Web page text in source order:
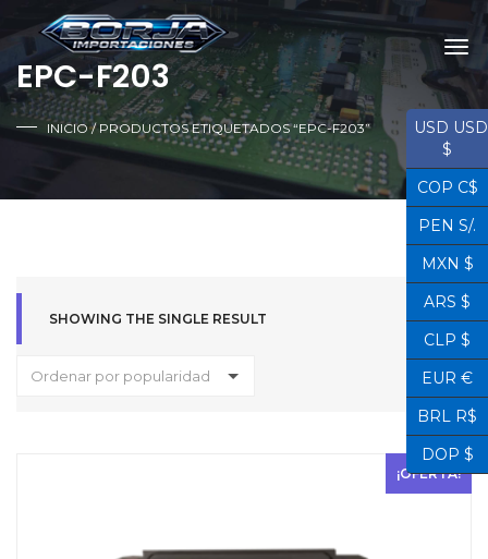
EPC-F203
INICIO/ PRODUCTOS ETIQUETADOS “EPC-F203”
SHOWING THE SINGLE RESULT
Ordenar por popularidad
¡OFERTA!
USD USD
$
COP C$
PEN S/.
MXN $
ARS $
CLP $
EUR €
BRL R$
DOP $